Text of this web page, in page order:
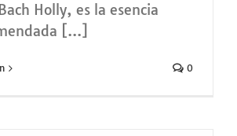
Holly, es la esencia
[...]
0